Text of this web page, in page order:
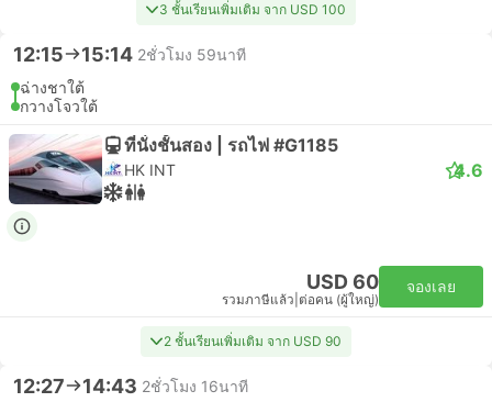
3 ชั้นเรียนเพิ่มเติม จาก USD 100
12:15 15:14 2ชั่วโมง 59นาที
ฉ่างชาใต้
กวางโจวใต้
ที่นั่งชั้นสอง | รถไฟ #G1185
HK INT 4.6
USD 60
รวมภาษีแล้ว ต่อคน (ผู้ใหญ่)
จองเลย
2 ชั้นเรียนเพิ่มเติม จาก USD 90
12:27 14:43 2ชั่วโมง 16นาที